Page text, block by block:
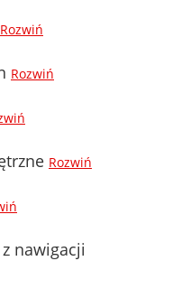
Rozwiń
Rozwiń
Rozwiń
nawigacji